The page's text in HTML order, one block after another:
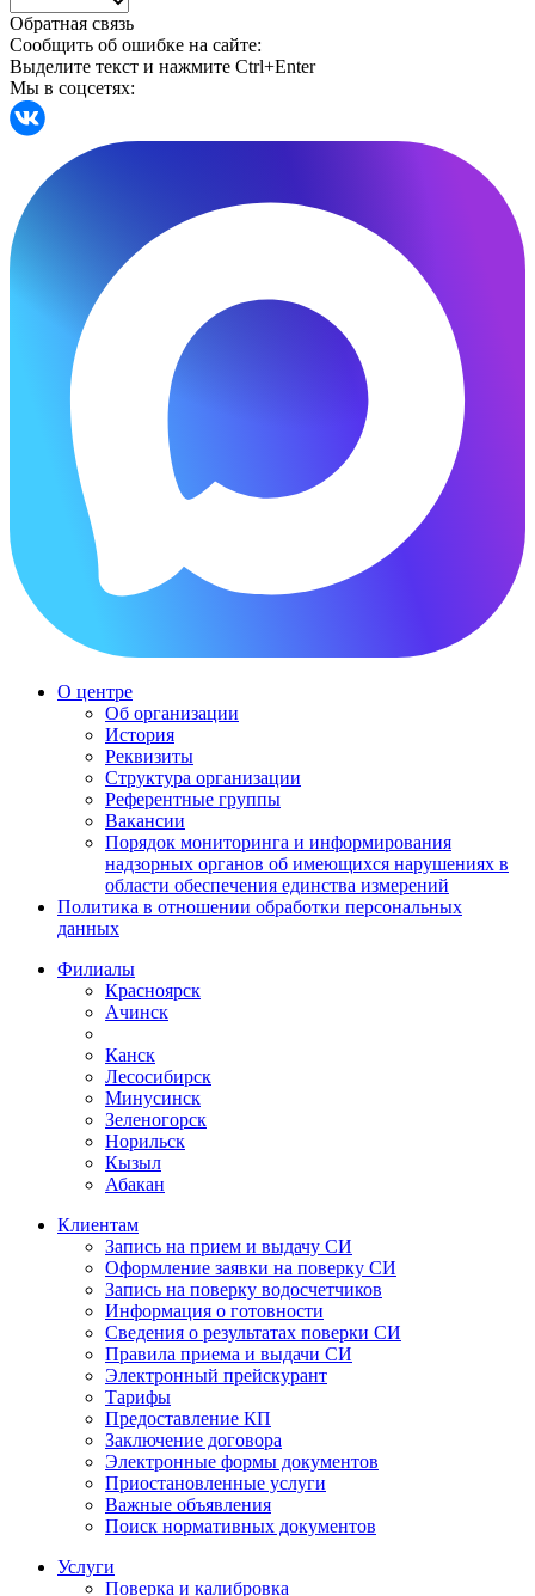
Обратная связь
Сообщить об ошибке на сайте:
Выделите текст и нажмите Ctrl+Enter
Мы в соцсетях:
О центре
Об организации
История
Реквизиты
Структура организации
Референтные группы
Вакансии
Порядок мониторинга и информирования
надзорных органов об имеющихся нарушениях в
области обеспечения единства измерений
Политика в отношении обработки персональных
данных
Филиалы
Красноярск
Ачинск
Канск
Лесосибирск
Минусинск
Зеленогорск
Норильск
Кызыл
Абакан
Клиентам
Запись на прием и выдачу СИ
Оформление заявки на поверку СИ
Запись на поверку водосчетчиков
Информация о готовности
Сведения о результатах поверки СИ
Правила приема и выдачи СИ
Электронный прейскурант
Тарифы
Предоставление КП
Заключение договора
Электронные формы документов
Приостановленные услуги
Важные объявления
Поиск нормативных документов
Услуги
Поверка и калибровка